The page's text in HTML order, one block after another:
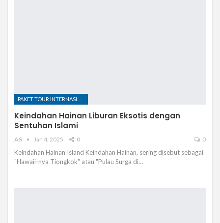
Keindahan Hainan Liburan Eksotis dengan
Sentuhan Islami
AS Jan 4, 2025 0 0
Keindahan Hainan Island Keindahan Hainan, sering disebut sebagai
"Hawaii-nya Tiongkok" atau "Pulau Surga di…